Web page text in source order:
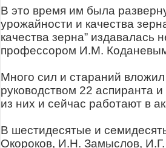
В это время им была
урожайности и качества
качества зерна”
профессором И.М. Коданевым
Много сил и стараний
руководством 22 аспиранта
из них и сейчас работают в
В шестидесятые и
Окороков, И.Н. Замыслов,